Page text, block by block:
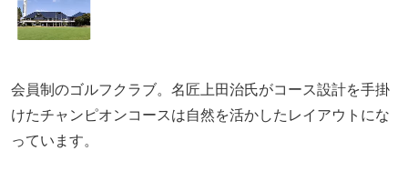
会員制のゴルフクラブ。名匠上田治氏がコース設計を手掛
けたチャンピオンコースは自然を活かしたレイアウトにな
っています。